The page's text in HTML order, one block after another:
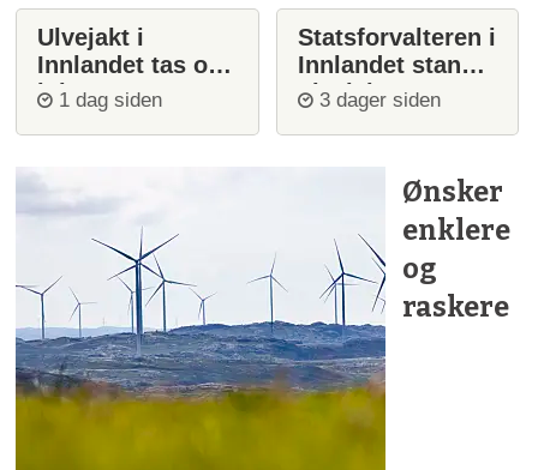
Ulvejakt i
Innlandet tas opp
igjen
1 dag siden
Statsforvalteren i
Innlandet stanser
ulvejakt
3 dager siden
Ønsker
enklere
og
raskere